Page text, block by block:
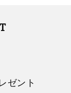
ゼント